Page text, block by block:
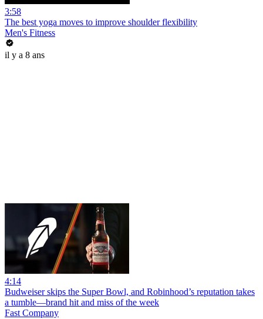
3:58
The best yoga moves to improve shoulder flexibility
Men's Fitness
il y a 8 ans
4:14
Budweiser skips the Super Bowl, and Robinhood’s reputation takes
a tumble—brand hit and miss of the week
Fast Company